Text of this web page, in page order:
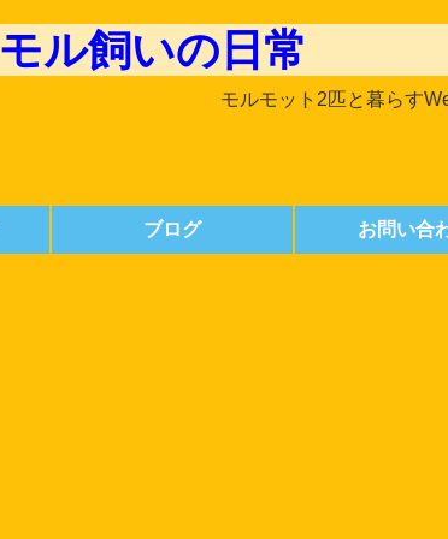
モル飼いの日常
モルモット2匹と暮らす
ブログ お問い合